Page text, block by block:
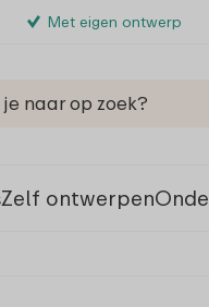
Met eigen ontwerp
Zelf ontwerpen